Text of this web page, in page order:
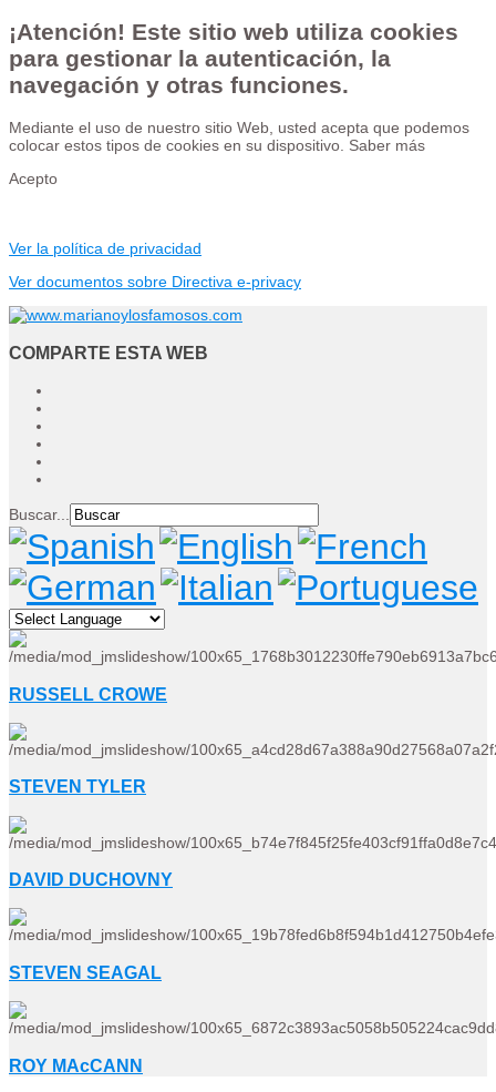
¡Atención! Este sitio web utiliza cookies
para gestionar la autenticación, la
navegación y otras funciones.
Mediante el uso de nuestro sitio Web, usted acepta que podemos
colocar estos tipos de cookies en su dispositivo. Saber más
Acepto
Ver la política de privacidad
Ver documentos sobre Directiva e-privacy
COMPARTE ESTA WEB
Buscar...
RUSSELL CROWE
STEVEN TYLER
DAVID DUCHOVNY
STEVEN SEAGAL
ROY MAcCANN